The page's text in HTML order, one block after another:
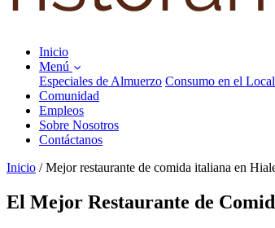
Inicio
Menú
Especiales de Almuerzo Consumo en el Local
Comunidad
Empleos
Sobre Nosotros
Contáctanos
Inicio / Mejor restaurante de comida italiana en
El Mejor Restaurante de